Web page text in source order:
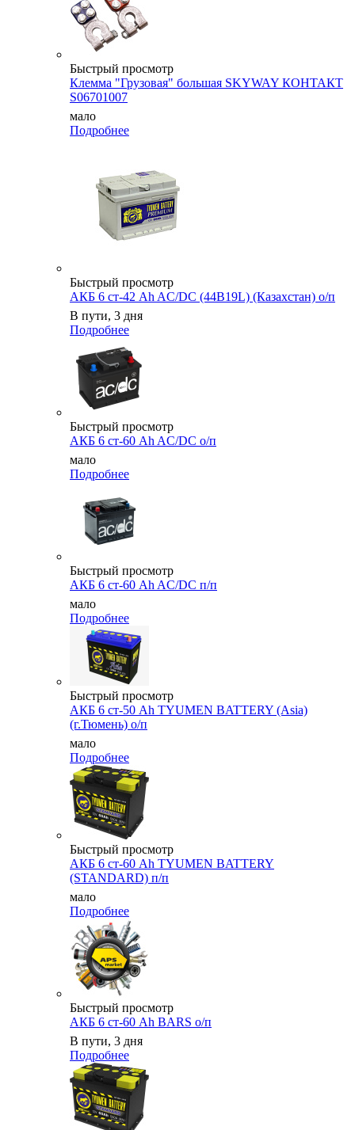
Быстрый просмотр
Клемма "Грузовая" большая SKYWAY КОНТАКТ
S06701007
мало
Подробнее
Быстрый просмотр
АКБ 6 ст-42 Ah AC/DC (44B19L) (Казахстан) о/п
В пути, 3 дня
Подробнее
Быстрый просмотр
АКБ 6 ст-60 Ah AC/DC о/п
мало
Подробнее
Быстрый просмотр
АКБ 6 ст-60 Ah AC/DC п/п
мало
Подробнее
Быстрый просмотр
АКБ 6 ст-50 Аh TYUMEN BATTERY (Asia)
(г.Тюмень) о/п
мало
Подробнее
Быстрый просмотр
АКБ 6 ст-60 Ah TYUMEN BATTERY
(STANDARD) п/п
мало
Подробнее
Быстрый просмотр
АКБ 6 ст-60 Ah BARS о/п
В пути, 3 дня
Подробнее